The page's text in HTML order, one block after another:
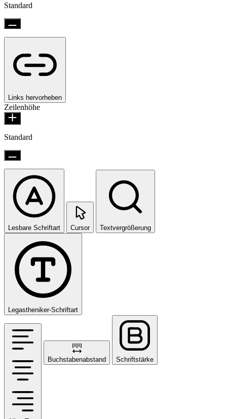
Standard
Links hervorheben
Zeilenhöhe
Standard
Lesbare Schriftart Cursor Textvergrößerung
Legastheniker-Schriftart
Buchstabenabstand Schriftstärke